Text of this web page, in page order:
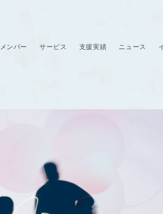
メンバー サービス 支援実績 ニュース